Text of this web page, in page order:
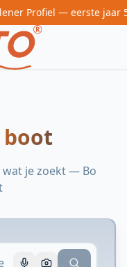
je zoekt — Bo